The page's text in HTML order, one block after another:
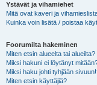
Ystävät ja vihamiehet
Mitä ovat kaveri ja
Kuinka voin lisätä / poistaa
Foorumilta hakeminen
Miten etsin alueelta tai alueilta?
Miksi hakuni ei löytänyt
Miksi haku johti tyhjään
Miten etsin käyttäjiä?